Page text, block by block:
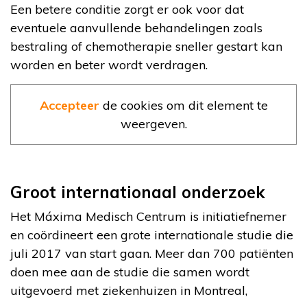
Een betere conditie zorgt er ook voor dat
eventuele aanvullende behandelingen zoals
bestraling of chemotherapie sneller gestart kan
worden en beter wordt verdragen.
Accepteer de cookies om dit element te
weergeven.
Groot internationaal onderzoek
Het Máxima Medisch Centrum is initiatiefnemer
en coördineert een grote internationale studie die
juli 2017 van start gaan. Meer dan 700 patiënten
doen mee aan de studie die samen wordt
uitgevoerd met ziekenhuizen in Montreal,